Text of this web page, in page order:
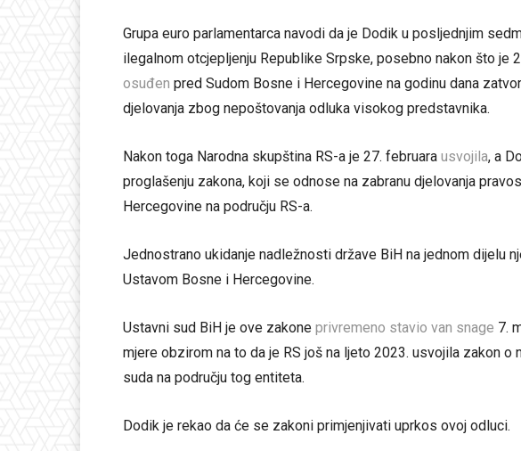
Grupa euro parlamentarca navodi da je Dodik u posljednjim
ilegalnom otcjepljenju Republike Srpske, posebno nakon što je
osuđen pred Sudom Bosne i Hercegovine na godinu dana
djelovanja zbog nepoštovanja odluka visokog predstavnika.
Nakon toga Narodna skupština RS-a je 27. februara usvojila, a
proglašenju zakona, koji se odnose na zabranu djelovanja
Hercegovine na području RS-a.
Jednostrano ukidanje nadležnosti države BiH na jednom dijelu
Ustavom Bosne i Hercegovine.
Ustavni sud BiH je ove zakone privremeno stavio van snage 7.
mjere obzirom na to da je RS još na ljeto 2023. usvojila zakon o
suda na području tog entiteta.
Dodik je rekao da će se zakoni primjenjivati uprkos ovoj odluci.